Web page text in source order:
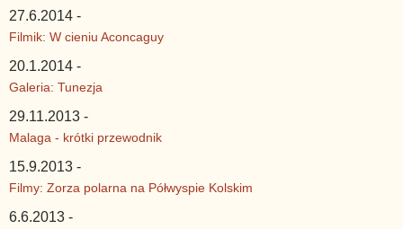
27.6.2014 -
Filmik: W cieniu Aconcaguy
20.1.2014 -
Galeria: Tunezja
29.11.2013 -
Malaga - krótki przewodnik
15.9.2013 -
Filmy: Zorza polarna na Półwyspie Kolskim
6.6.2013 -